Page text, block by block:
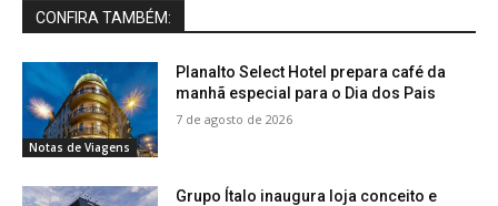
CONFIRA TAMBÉM:
Notas de Viagens
Planalto Select Hotel prepara café da
manhã especial para o Dia dos Pais
7 de agosto de 2026
Grupo Ítalo inaugura loja conceito e